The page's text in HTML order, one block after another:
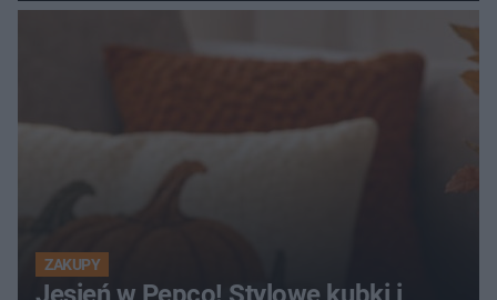
ZAKUPY